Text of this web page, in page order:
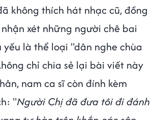
không thích hát nhạc cũ, đồng
xét những người chê bai
yếu là thể loại "dân nghe chùa
chỉ chia sẻ lại bài viết này
nam ca sĩ còn đính kèm
"Người Chị đã đưa tôi đi đánh